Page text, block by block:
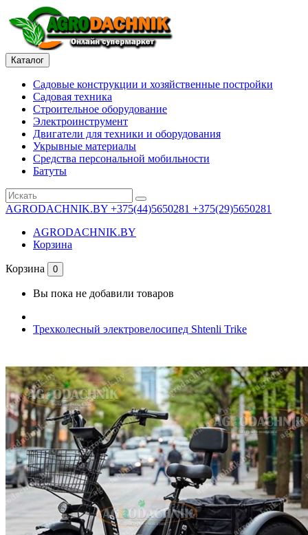
Каталог
Садовые конструкции и хозяйственные постройки
Садовая техника
Строительное оборудование
Электроинструмент
Двигатели для техники и оборудования
Укрывные материалы
Средства персональной мобильности
Батуты
AGRODACHNIK.BY +375(44)5650281 +375(29)5650281
AGRODACHNIK.BY
Корзина
Корзина 0
Вы пока не добавили товаров
Трехколесный электровелосипед Shtenli Trike